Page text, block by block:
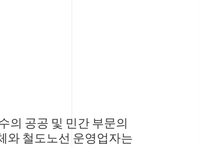
의 공공 및 민간 부문의
와 철도노선 운영업자는